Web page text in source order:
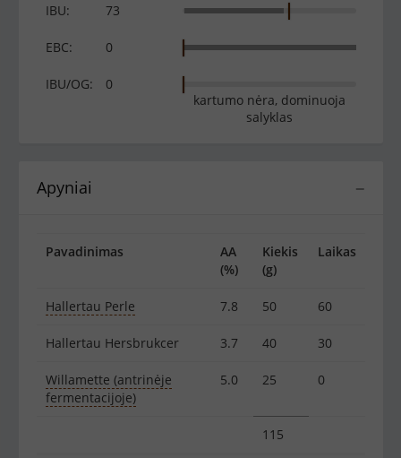
IBU: 73
EBC: 0
IBU/OG:
0
kartumo nėra, dominuoja
salyklas
−
Apyniai
Pavadinimas
AA
(%)
Kiekis
(g)
Laikas
Hallertau Perle 7.8 50 60
Hallertau Hersbrukcer 3.7 40 30
Willamette (antrinėje
fermentacijoje)
5.0 25 0
115